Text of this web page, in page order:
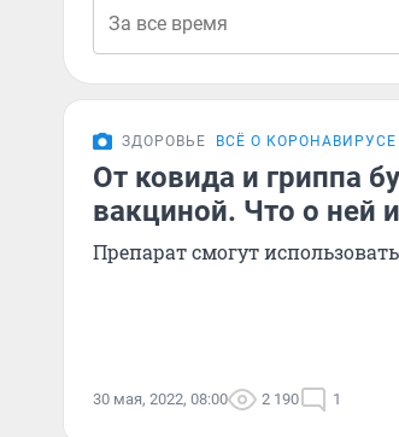
ЗДОРОВЬЕ ВСЁ О КОРОНАВИРУСЕ
От ковида и гриппа
вакциной. Что о ней
Препарат смогут
30 мая, 2022, 08:00 2 190 1